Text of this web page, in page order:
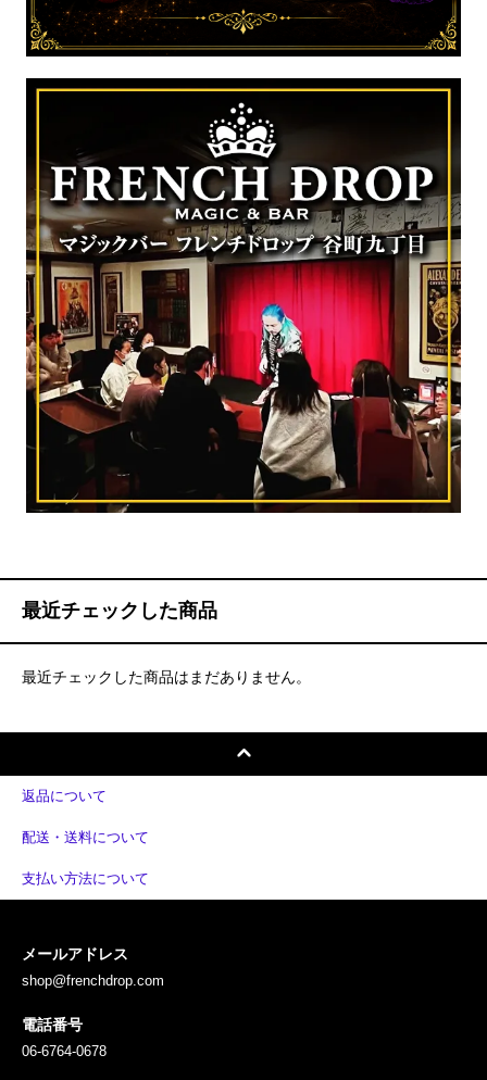
最近チェックした商品
最近チェックした商品はまだありません。
返品について
配送・送料について
支払い方法について
メールアドレス
shop@frenchdrop.com
電話番号
06-6764-0678